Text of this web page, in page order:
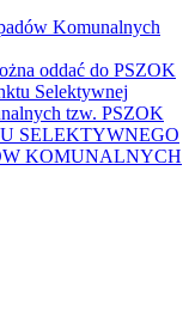
Komunalnych
oddać do PSZOK
Selektywnej
tzw. PSZOK
SELEKTYWNEGO
KOMUNALNYCH